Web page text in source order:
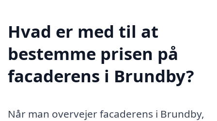
Hvad er med til at
bestemme prisen på
facaderens i Brundby?
Når man overvejer facaderens i Brundby,